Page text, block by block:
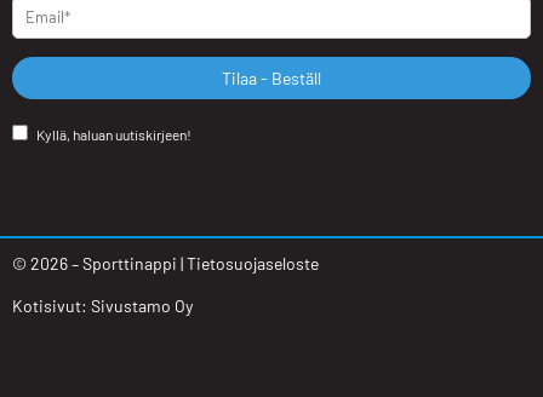
Tilaa - Beställ
Kyllä, haluan uutiskirjeen!
© 2026– Sporttinappi |Tietosuojaseloste
Kotisivut: Sivustamo Oy